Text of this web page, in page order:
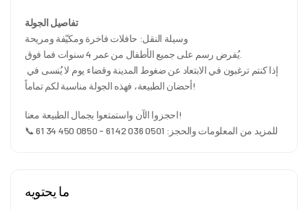
تفاصيل الجولة
وسيلة النقل: حافلات فاخرة ومكيّفة ومريحة
يُفرض رسم على جميع الأطفال من عمر 4 سنوات فما فوق.
أحضان الطبيعة، فهذه الجولة مناسبة لكم تماماً!
احجزوا الآن واستمتعوا بجمال الطبيعة معنا!
📞 للمزيد من المعلومات والحجز: 0501 036 42 61 - 0850 450 34 61
ما يحتويه